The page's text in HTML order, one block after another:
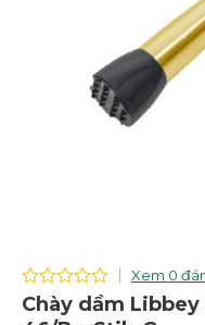
0
out
Xem 0
Chày dầm